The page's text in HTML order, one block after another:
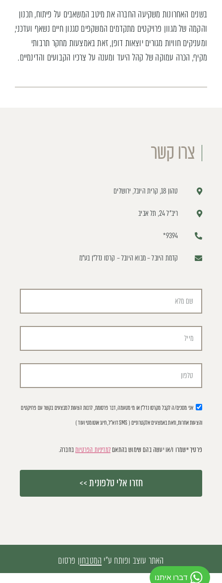
בשנים האחרונות משקיעה החברה את מיטב המשאבים על פיתוח, תכנון
והקמה של מגוון פרויקטים מתקדמים המשקפים סגנון חיים נשאף ועדכני,
ומעניקים חוויות מגורים יוצאות דופן, זאת באמצעות מחקר תרבותי
מקיף, הכרה עמוקה של קהל היעד ומענה על צרכיו הקבועים והדינמיים.
אני מסכים/ה לקבל מקרסו נדל"ן או מי מטעמה, דבר פרסומת, לרבות הצעות למבצעים בקשר עם פרויקטים
והצעות אחרות, וזאת באמצעים אלקטרוניים ( SMS דוא"ל, חיוג אוטומטי ועוד )
פרטיך יישמרו ו/או יעשה בהם שימוש בהתאם למדיניות הפרטיותבחברה.
חזרו אלי טלפונית >>
צרו קשר
טהון 18, קרית היובל, ירושלים
ריב"ל 24, תל אביב
9394*
קדמת היובל – מבוא היובל – קרסו נדל"ן בע"מ
האתר עוצב ופותח ע"י המטבחוןפרסום
דברו איתנו